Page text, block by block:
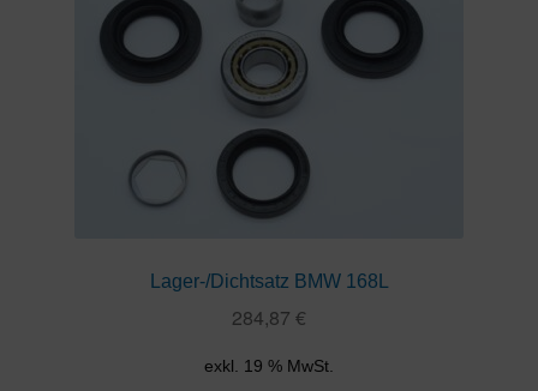
Lager-/Dichtsatz BMW 168L
284,87 €
exkl. 19 % MwSt.